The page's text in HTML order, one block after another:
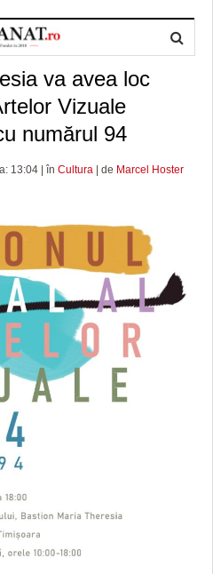
va avea loc
Vizuale
numărul 94
13:04 | în Cultura | de Marcel Hoster